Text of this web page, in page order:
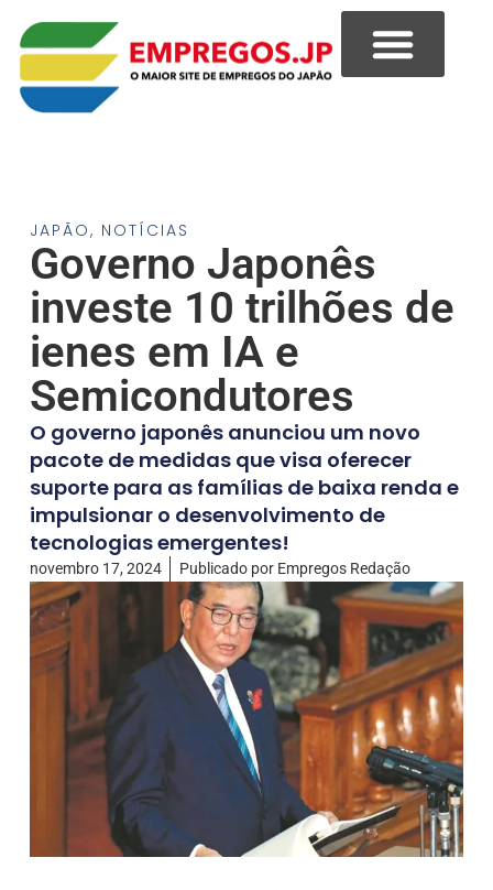
JAPÃO, NOTÍCIAS
Governo Japonês
investe 10 trilhões de
ienes em IA e
Semicondutores
O governo japonês anunciou um novo
pacote de medidas que visa oferecer
suporte para as famílias de baixa renda e
impulsionar o desenvolvimento de
tecnologias emergentes!
novembro 17, 2024 Publicado porEmpregos Redação